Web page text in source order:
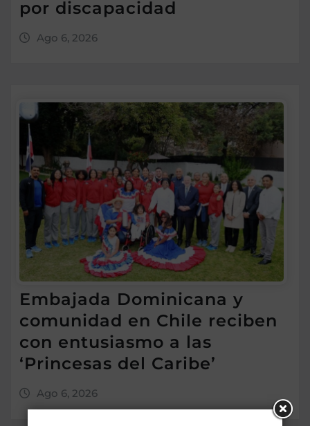
por discapacidad
Ago 6, 2026
Embajada Dominicana y
comunidad en Chile reciben
con entusiasmo a las
‘Princesas del Caribe’
Ago 6, 2026